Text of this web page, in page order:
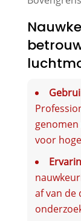
voor
af van de